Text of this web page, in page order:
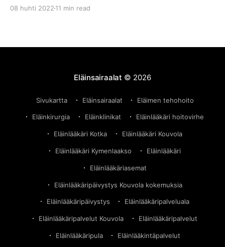
08 huhti 2022 11 min read
Eläinsairaalat © 2026
Sivukartta Eläinsairaalat Eläimen tehohoito
Eläinkirurgia Eläinklinikat Eläinlääkäri hoitovirhe
Eläinlääkäri Kotka Eläinlääkäri Kouvola
Eläinlääkäri Kymenlaakso Eläinlääkäri
Eläinlääkäriasemat
Eläinlääkäripäivystys Kouvola kokemuksia
Eläinlääkäripäivystys Eläinlääkäripalveluala
Eläinlääkäripalvelut Kouvola Eläinlääkäripalvelut
Eläinlääkäripula Eläinlääkintäpalvelut